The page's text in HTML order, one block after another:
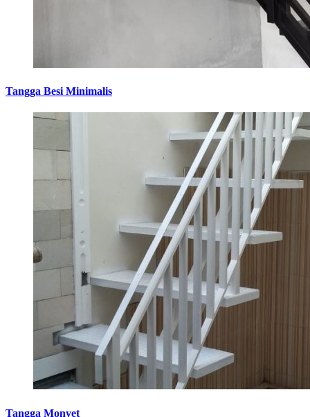
Tangga Besi Minimalis
Tangga Monyet